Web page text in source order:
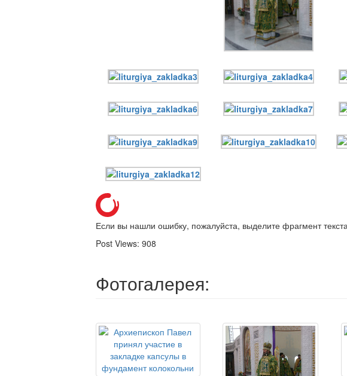
Если вы нашли ошибку, пожалуйста, выделите фрагмент
Post Views: 908
Фотогалерея: